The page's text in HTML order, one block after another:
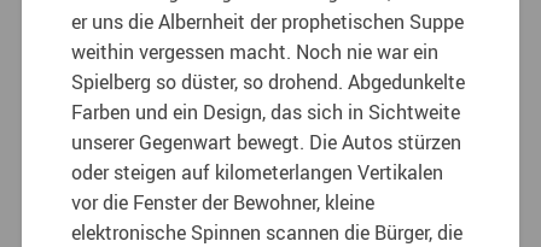
er uns die Albernheit der prophetischen Suppe
weithin vergessen macht. Noch nie war ein
Spielberg so düster, so drohend. Abgedunkelte
Farben und ein Design, das sich in Sichtweite
unserer Gegenwart bewegt. Die Autos stürzen
oder steigen auf kilometerlangen Vertikalen
vor die Fenster der Bewohner, kleine
elektronische Spinnen scannen die Bürger, die